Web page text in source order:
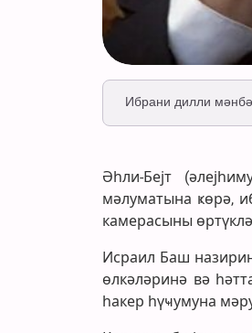
Ибрани дилли
Әһли-Бејт
мәлуматына ҝөрә,
камерасыны
Исраил Баш
өлкәләринә вә
һакер һүҹумуна